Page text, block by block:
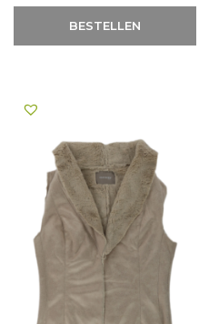
BESTELLEN